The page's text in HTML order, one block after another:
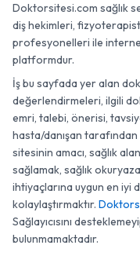
Doktorsitesi.com sağlık
diş hekimleri,
profesyonelleri ile internet
platformdur.
İş bu sayfada yer alan
değerlendirmeleri, ilgili
emri, talebi, önerisi,
hasta/danışan tarafından
sitesinin amacı, sağlık
sağlamak, sağlık
ihtiyaçlarına uygun en iyi
kolaylaştırmaktır.
Sağlayıcısını
bulunmamaktadır.